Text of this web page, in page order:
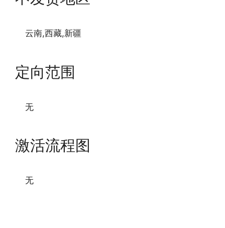
云南,西藏,新疆
定向范围
无
激活流程图
无